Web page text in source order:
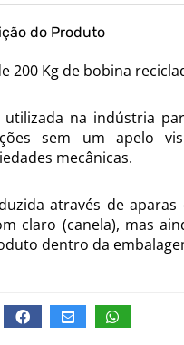
do Produto
200 Kg de bobina
utilizada na indústria
sem um apelo
mecânicas.
através de
claro (canela), mas
dentro da